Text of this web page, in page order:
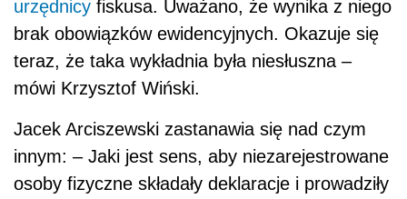
urzędnicy fiskusa. Uważano, że wynika z niego
brak obowiązków ewidencyjnych. Okazuje się
teraz, że taka wykładnia była niesłuszna –
mówi Krzysztof Wiński.
Jacek Arciszewski zastanawia się nad czym
innym: – Jaki jest sens, aby niezarejestrowane
osoby fizyczne składały deklaracje i prowadziły